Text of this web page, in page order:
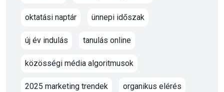
oktatási naptár ünnepi időszak
új év indulás tanulás online
közösségi média algoritmusok
2025 marketing trendek organikus elérés